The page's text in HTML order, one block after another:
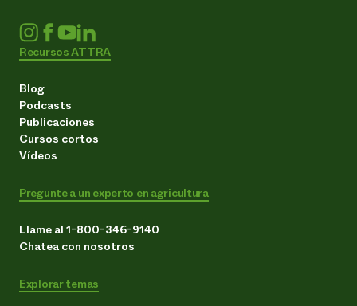
Recursos ATTRA
Blog
Podcasts
Publicaciones
Cursos cortos
Vídeos
Pregunte a un experto en agricultura
Llame al 1-800-346-9140
Chatea con nosotros
Explorar temas